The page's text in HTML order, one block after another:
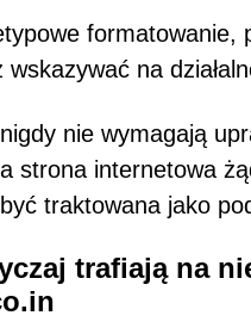
na
nie wymagają
strona internetowa
traktowana jako
trafiają na